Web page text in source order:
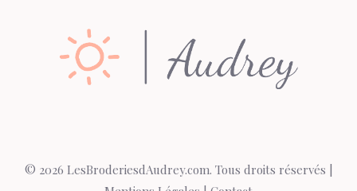
© 2026 LesBroderiesdAudrey.com. Tous droits réservés |